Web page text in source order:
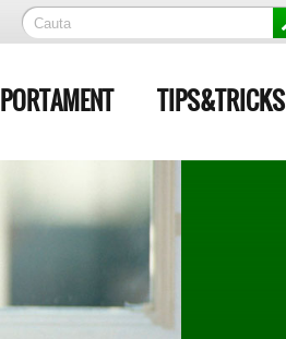
TIPS&TRICKS